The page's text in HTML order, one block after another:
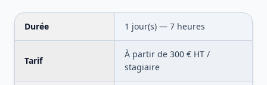
Durée 1 jour(s) — 7 heures
Tarif
À partir de 300 € HT /
stagiaire